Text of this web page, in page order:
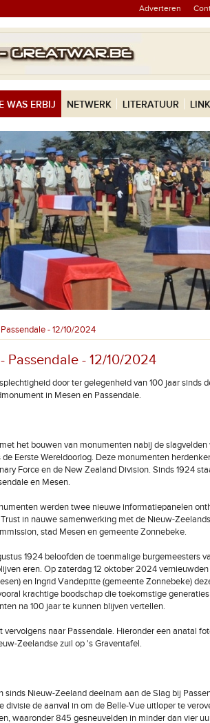
Adverteren
WAS ERBIJ NETWERK LITERATUUR
- 12/10/2024
- 12/10/2024
door ter gelegenheid van 100 jaar sinds
in Mesen en Passendale.
het bouwen van monumenten nabij de slagvelden
Eerste Wereldoorlog. Deze monumenten
Force en de New Zealand Division. Sinds 1924
en Mesen.
werden twee nieuwe informatiepanelen
in nauwe samenwerking met de Nieuw-
stad Mesen en gemeente Zonnebeke.
1924 beloofden de toenmalige burgemeesters
eren. Op zaterdag 12 oktober 2024 vernieuwden
en Ingrid Vandepitte (gemeente Zonnebeke)
krachtige boodschap die toekomstige
na 100 jaar te kunnen blijven vertellen.
vervolgens naar Passendale. Hieronder een anatal
Zeelandse zuil op 's Graventafel.
Nieuw-Zeeland deelnam aan de Slag bij
divisie de aanval in om de Belle-Vue uitloper te
waaronder 845 gesneuvelden in minder dan vier